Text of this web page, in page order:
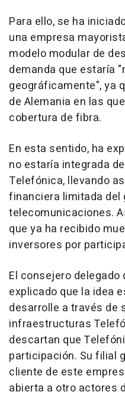
Para ello, se ha
una empresa
modelo modular de
demanda que estaría
geográficamente", ya
de Alemania en las
cobertura de fibra.
En esta sentido, ha
no estaría integrada
Telefónica, llevando
financiera limitada del
telecomunicaciones.
que ya ha recibido
inversores por
El consejero delegado
explicado que la idea
desarrolle a través de
infraestructuras
descartan que
participación. Su filial
cliente de este
abierta a otro actores